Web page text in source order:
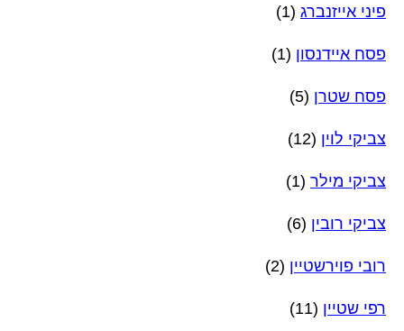
פיני אייזנברג (1)
פסח איידנסון (1)
פסח שטרן (5)
צביקי לוין (12)
צביקי מילר (1)
צביקי רובין (6)
רובי פוירשטיין (2)
רפי שטיין (11)